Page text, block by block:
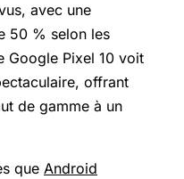
avec une
50 % selon les
Google Pixel 10 voit
offrant
de gamme à un
que Android